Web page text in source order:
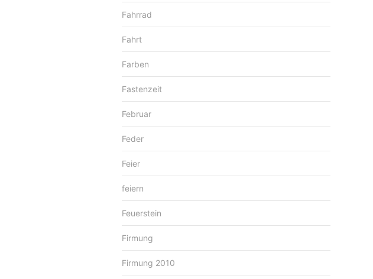
Fahrrad
Fahrt
Farben
Fastenzeit
Februar
Feder
Feier
feiern
Feuerstein
Firmung
Firmung 2010